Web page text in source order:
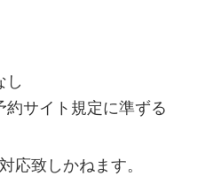
し
約サイト規定に準ずる
応致しかねます。